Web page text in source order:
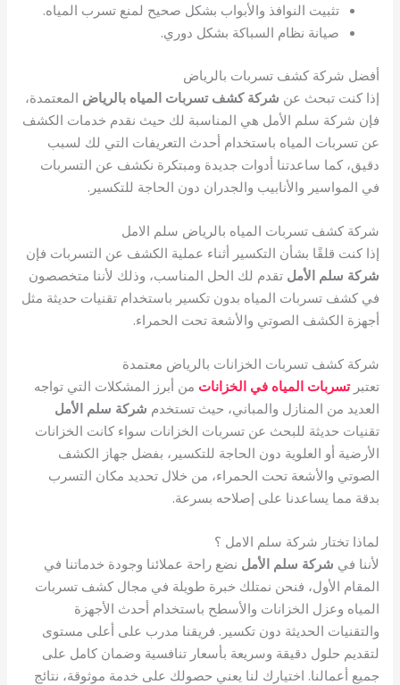
تثبيت النوافذ والأبواب بشكل صحيح لمنع تسرب المياه.
صيانة نظام السباكة بشكل دوري.
أفضل شركة كشف تسربات بالرياض
إذا كنت تبحث عن شركة كشف تسربات المياه بالرياض المعتمدة،
فإن شركة سلم الأمل هي المناسبة لك حيث نقدم خدمات الكشف
عن تسربات المياه باستخدام أحدث التعريفات التي لك لسبب
دقيق، كما ساعدتنا أدوات جديدة ومبتكرة نكشف عن التسربات
في المواسير والأنابيب والجدران دون الحاجة للتكسير.
شركة كشف تسربات المياه بالرياض سلم الامل
إذا كنت قلقًا بشأن التكسير أثناء عملية الكشف عن التسربات فإن
شركة سلم الأمل تقدم لك الحل المناسب، وذلك لأننا متخصصون
في كشف تسربات المياه بدون تكسير باستخدام تقنيات حديثة مثل
أجهزة الكشف الصوتي والأشعة تحت الحمراء.
شركة كشف تسربات الخزانات بالرياض معتمدة
تعتبرتسربات المياه في الخزانات من أبرز المشكلات التي تواجه
العديد من المنازل والمباني، حيث تستخدم شركة سلم الأمل
تقنيات حديثة للبحث عن تسربات الخزانات سواء كانت الخزانات
الأرضية أو العلوية دون الحاجة للتكسير، بفضل جهاز الكشف
الصوتي والأشعة تحت الحمراء، من خلال تحديد مكان التسرب
بدقة مما يساعدنا على إصلاحه بسرعة.
لماذا تختار شركة سلم الامل ؟
لأننا في شركة سلم الأمل نضع راحة عملائنا وجودة خدماتنا في
المقام الأول، فنحن نمتلك خبرة طويلة في مجال كشف تسربات
المياه وعزل الخزانات والأسطح باستخدام أحدث الأجهزة
والتقنيات الحديثة دون تكسير. فريقنا مدرب على أعلى مستوى
لتقديم حلول دقيقة وسريعة بأسعار تنافسية وضمان كامل على
جميع أعمالنا. اختيارك لنا يعني حصولك على خدمة موثوقة، نتائج